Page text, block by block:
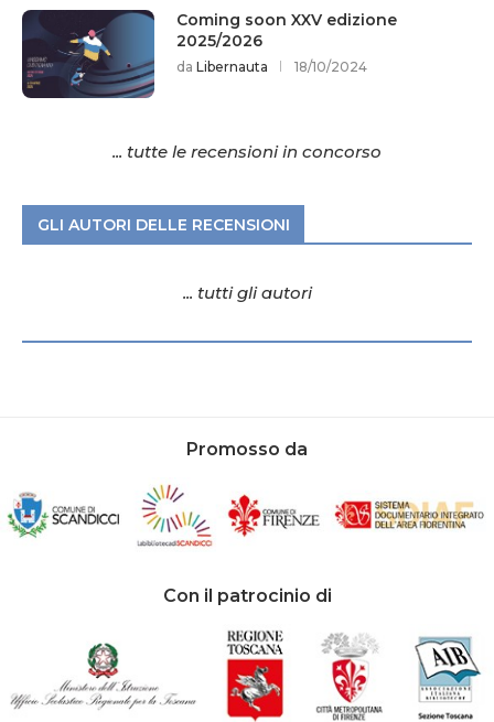
Coming soon XXV edizione
2025/2026
da Libernauta 18/10/2024
... tutte le recensioni in concorso
GLI AUTORI DELLE RECENSIONI
... tutti gli autori
Promosso da
Con il patrocinio di